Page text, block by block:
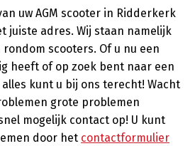
uw AGM scooter in Ridderkerk
juiste adres. Wij staan namelijk
scooters. Of u nu een
heeft of op zoek bent naar een
kunt u bij ons terecht! Wacht
grote problemen
mogelijk contact op! U kunt
door het contactformulier